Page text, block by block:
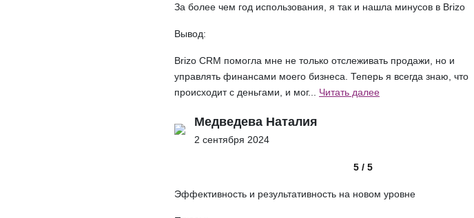
За более чем год использования, я так и нашла минусов в Brizo
Вывод:
Brizo CRM помогла мне не только отслеживать продажи, но и
управлять финансами моего бизнеса. Теперь я всегда знаю, что
происходит с деньгами, и мог... Читать далее
Медведева Наталия
2 сентября 2024
5 / 5
Эффективность и результативность на новом уровне